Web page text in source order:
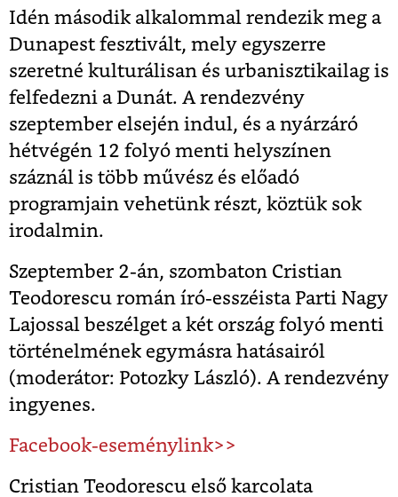
Idén második alkalommal rendezik meg a
Dunapest fesztivált, mely egyszerre
szeretné kulturálisan és urbanisztikailag is
felfedezni a Dunát. A rendezvény
szeptember elsején indul, és a nyárzáró
hétvégén 12 folyó menti helyszínen
száznál is több művész és előadó
programjain vehetünk részt, köztük sok
irodalmin.
Szeptember 2-án, szombaton Cristian
Teodorescu román író-esszéista Parti Nagy
Lajossal beszélget a két ország folyó menti
történelmének egymásra hatásairól
(moderátor: Potozky László). A rendezvény
ingyenes.
Facebook-eseménylink>>
Cristian Teodorescu első karcolata